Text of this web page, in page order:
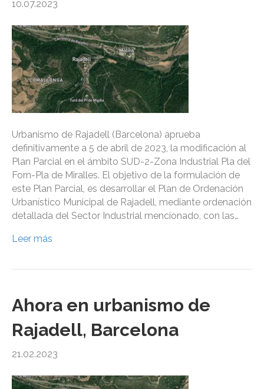
10.07.2023
Urbanismo de Rajadell (Barcelona) aprueba
definitivamente a 5 de abril de 2023, la modificación al
Plan Parcial en el ámbito SUD-2-Zona Industrial Pla del
Forn-Pla de Miralles. El objetivo de la formulación de
este Plan Parcial, es desarrollar el Plan de Ordenación
Urbanístico Municipal de Rajadell, mediante ordenación
detallada del Sector Industrial mencionado, con las…
Leer más
Ahora en urbanismo de
Rajadell, Barcelona
21.02.2023